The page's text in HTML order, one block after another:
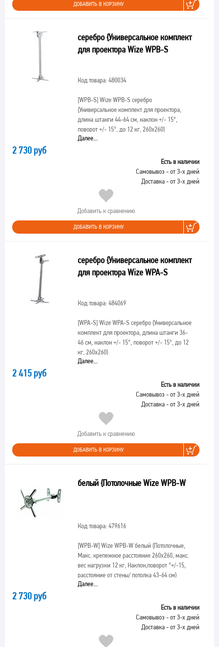
ДОБАВИТЬ В КОРЗИНУ
серебро {Универсальное комплект
для проектора Wize WPB-S
Код товара: 480034
[WPB-S]Wize WPB-S серебро
{Универсальное комплект для проектора,
длина штанги 44-64 см, наклон +/- 15°,
поворот +/- 15°, до 12 кг, 260х260}
Далее...
2 730 руб
Есть в наличии
Самовывоз - от 3-х дней
Доставка - от 3-х дней
Добавить к сравнению
ДОБАВИТЬ В КОРЗИНУ
серебро {Универсальное комплект
для проектора Wize WPA-S
Код товара: 484069
[WPA-S]Wize WPA-S серебро {Универсальное
комплект для проектора, длина штанги 36-
46 см, наклон +/- 15°, поворот +/- 15°, до 12
кг, 260х260}
Далее...
2 415 руб
Есть в наличии
Самовывоз - от 3-х дней
Доставка - от 3-х дней
Добавить к сравнению
ДОБАВИТЬ В КОРЗИНУ
белый {Потолочные Wize WPB-W
Код товара: 479616
[WPB-W]Wize WPB-W белый {Потолочные,
Макс. крепежное расстояние 260х260, макс.
вес нагрузки 12 кг, Наклон,поворот °+/-15,
расстояние от стены/ потолка 43-64 см}
Далее...
2 730 руб
Есть в наличии
Самовывоз - от 3-х дней
Доставка - от 3-х дней